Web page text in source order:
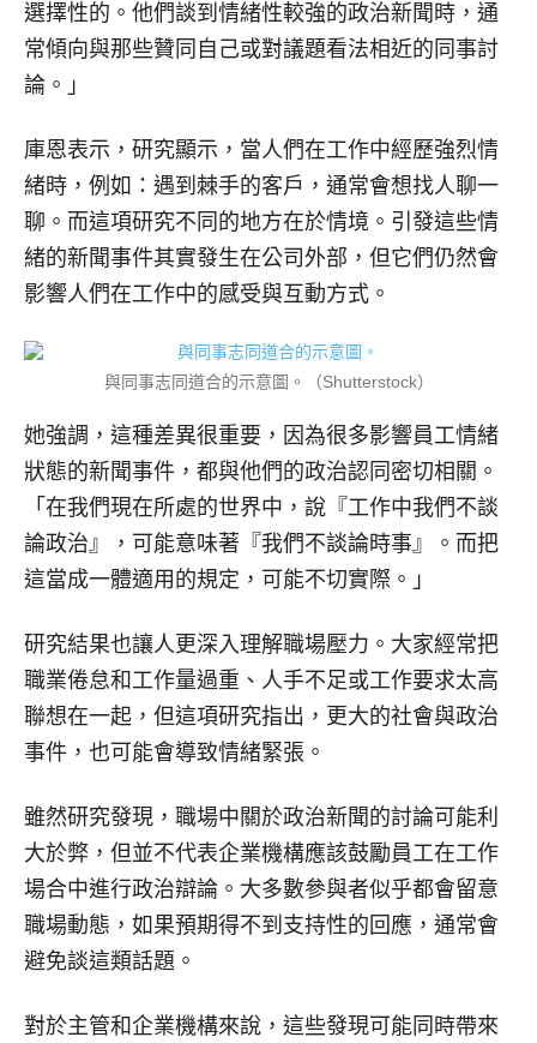
選擇性的。他們談到情緒性較強的政治新聞時，通
常傾向與那些贊同自己或對議題看法相近的同事討
論。」
庫恩表示，研究顯示，當人們在工作中經歷強烈情
緒時，例如：遇到棘手的客戶，通常會想找人聊一
聊。而這項研究不同的地方在於情境。引發這些情
緒的新聞事件其實發生在公司外部，但它們仍然會
影響人們在工作中的感受與互動方式。
與同事志同道合的示意圖。（Shutterstock）
她強調，這種差異很重要，因為很多影響員工情緒
狀態的新聞事件，都與他們的政治認同密切相關。
「在我們現在所處的世界中，說『工作中我們不談
論政治』，可能意味著『我們不談論時事』。而把
這當成一體適用的規定，可能不切實際。」
研究結果也讓人更深入理解職場壓力。大家經常把
職業倦怠和工作量過重、人手不足或工作要求太高
聯想在一起，但這項研究指出，更大的社會與政治
事件，也可能會導致情緒緊張。
雖然研究發現，職場中關於政治新聞的討論可能利
大於弊，但並不代表企業機構應該鼓勵員工在工作
場合中進行政治辯論。大多數參與者似乎都會留意
職場動態，如果預期得不到支持性的回應，通常會
避免談這類話題。
對於主管和企業機構來說，這些發現可能同時帶來